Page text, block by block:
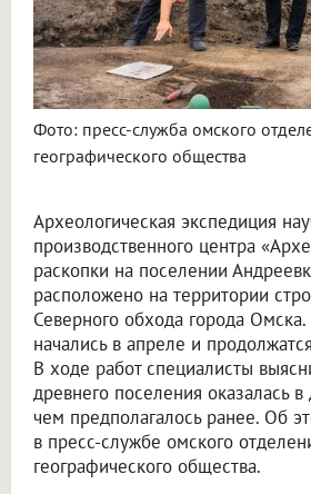
Фото: пресс-служба омского
географического общества
Археологическая экспедиция
производственного центра
раскопки на поселении
расположено на территории
Северного обхода города
начались в апреле и
В ходе работ специалисты
древнего поселения оказалась
чем предполагалось ранее. Об
в пресс-службе омского
географического общества.